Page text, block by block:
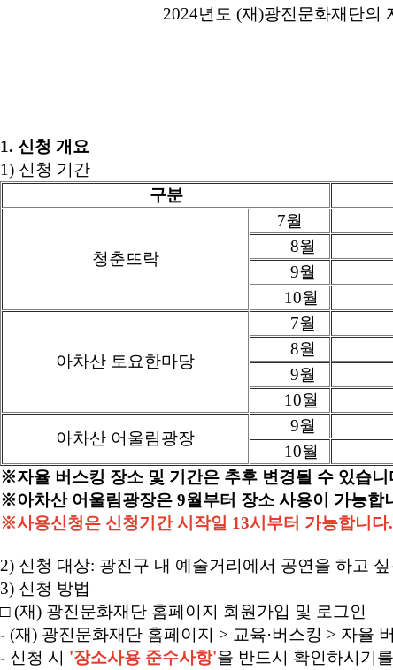
2024년도 (재)광진문화재단의
1. 신청 개요
1) 신청 기간
구분
청춘뜨락
7월
8월
9월
10월
아차산 토요한마당
7월
8월
9월
10월
아차산 어울림광장
9월
10월
※자율 버스킹 장소 및 기간은 추후 변경될 수 있습니
※아차산 어울림광장은 9월부터 장소 사용이 가능합
※사용신청은 신청기간 시작일 13시부터 가능합니다.
2) 신청 대상: 광진구 내 예술거리에서 공연을 하고
3) 신청 방법
□ (재) 광진문화재단 홈페이지 회원가입 및 로그인
- (재) 광진문화재단 홈페이지 > 교육·버스킹 > 자율
- 신청 시
'장소사용 준수사항'을 반드시 확인하시기